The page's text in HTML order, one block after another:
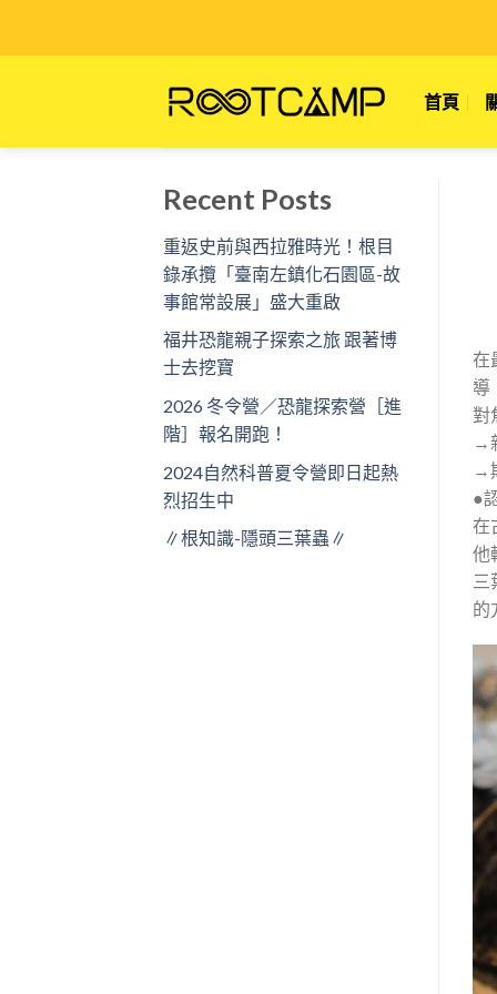
首頁
Recent Posts
重返史前與西拉雅時光！根目
錄承攬「臺南左鎮化石園區-故
事館常設展」盛大重啟
福井恐龍親子探索之旅 跟著博
士去挖寶
2026 冬令營／恐龍探索營［進
階］報名開跑！
2024自然科普夏令營即日起熱
烈招生中
∥根知識-隱頭三葉蟲∥
在
導
對
→
→
●
在
他
三
的